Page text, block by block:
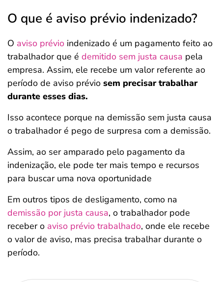
O que é aviso prévio indenizado?
O aviso prévio indenizado é um pagamento feito ao
trabalhador que é demitido sem justa causa pela
empresa. Assim, ele recebe um valor referente ao
período de aviso prévio sem precisar trabalhar
durante esses dias.
Isso acontece porque na demissão sem justa causa
o trabalhador é pego de surpresa com a demissão.
Assim, ao ser amparado pelo pagamento da
indenização, ele pode ter mais tempo e recursos
para buscar uma nova oportunidade
Em outros tipos de desligamento, como na
demissão por justa causa, o trabalhador pode
receber o aviso prévio trabalhado, onde ele recebe
o valor de aviso, mas precisa trabalhar durante o
período.